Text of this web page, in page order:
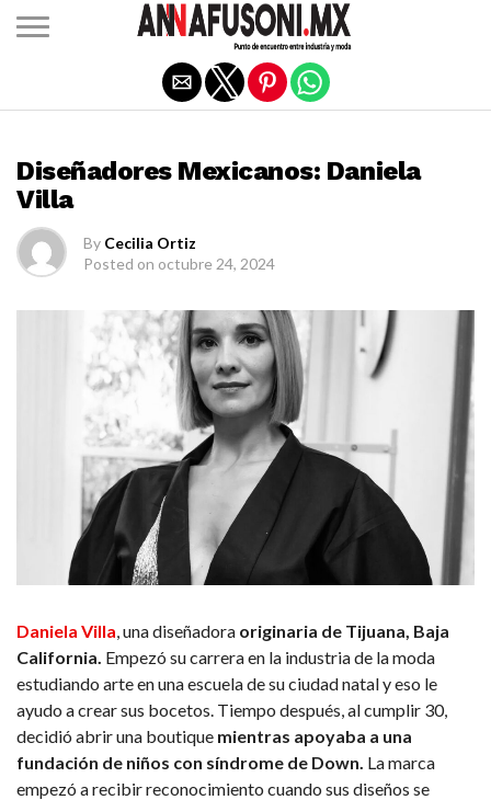
Diseñadores Mexicanos: Daniela
Villa
By Cecilia Ortiz
Posted on octubre 24, 2024
Daniela Villa , una diseñadora originaria de Tijuana, Baja
California. Empezó su carrera en la industria de la moda
estudiando arte en una escuela de su ciudad natal y eso le
ayudo a crear sus bocetos. Tiempo después, al cumplir 30,
decidió abrir una boutique mientras apoyaba a una
fundación de niños con síndrome de Down. La marca
empezó a recibir reconocimiento cuando sus diseños se
Salir de la versión móvil